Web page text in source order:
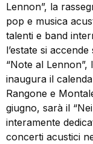
Lennon”, la
pop e musica
talenti e band
l’estate si
“Note al
inaugura il
Rangone e
giugno, sarà il
interamente
concerti acustici